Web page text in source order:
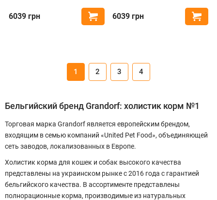
6039 грн Купить6039 грн
1 2 3 4
Бельгийский бренд Grandorf: холистик корм №1
Торговая марка Grandorf является европейским брендом,
входящим в семью компаний «United Pet Food», объединяющей
сеть заводов, локализованных в Европе.
Холистик корма для кошек и собак высокого качества
представлены на украинском рынке с 2016 года с гарантией
бельгийского качества. В ассортименте представлены
полнорационные корма, производимые из натуральных